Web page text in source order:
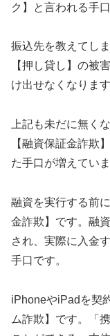
ク】と言われる手口
振込先を教えてし
【押し貸し】の被
け出せなくなります
上記も未だに無く
【融資保証金詐欺
た手口が増えていま
融資を実行する前
金詐欺】です。融
され、実際に入金
手口です。
iPhoneやiPadを契
ム詐欺】です。「